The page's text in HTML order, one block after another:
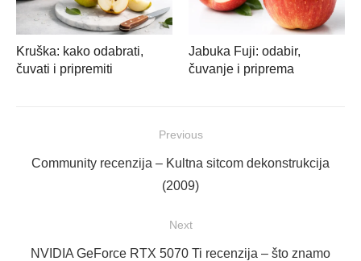
Kruška: kako odabrati,
čuvati i pripremiti
Jabuka Fuji: odabir,
čuvanje i priprema
objava
Previous
Previous
Community recenzija – Kultna sitcom dekonstrukcija
(2009)
Next
Next
NVIDIA GeForce RTX 5070 Ti recenzija – što znamo